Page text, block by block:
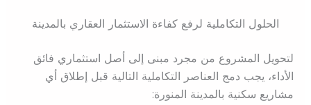
الحلول التكاملية لرفع كفاءة الاستثمار العقاري بالمدينة
لتحويل المشروع من مجرد مبنى إلى أصل استثماري فائق
الأداء، يجب دمج العناصر التكاملية التالية قبل إطلاق أي
مشاريع سكنية بالمدينة المنورة: